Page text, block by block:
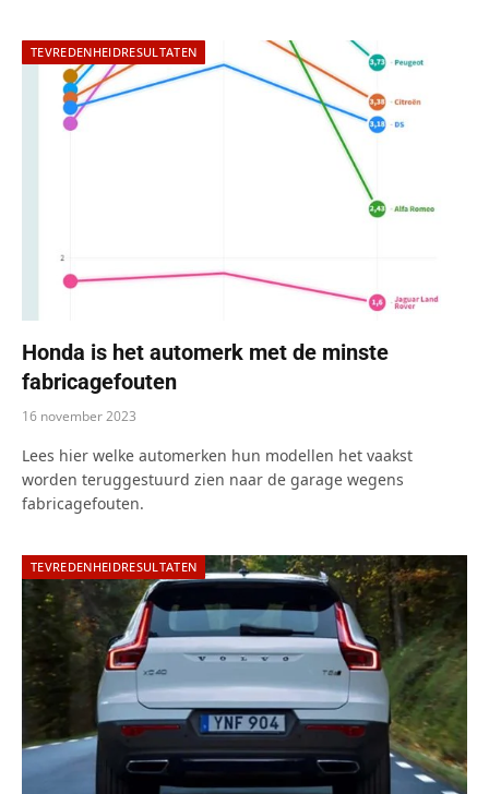
TEVREDENHEIDRESULTATEN
Honda is het automerk met de minste
fabricagefouten
16 november 2023
Lees hier welke automerken hun modellen het vaakst
worden teruggestuurd zien naar de garage wegens
fabricagefouten.
TEVREDENHEIDRESULTATEN